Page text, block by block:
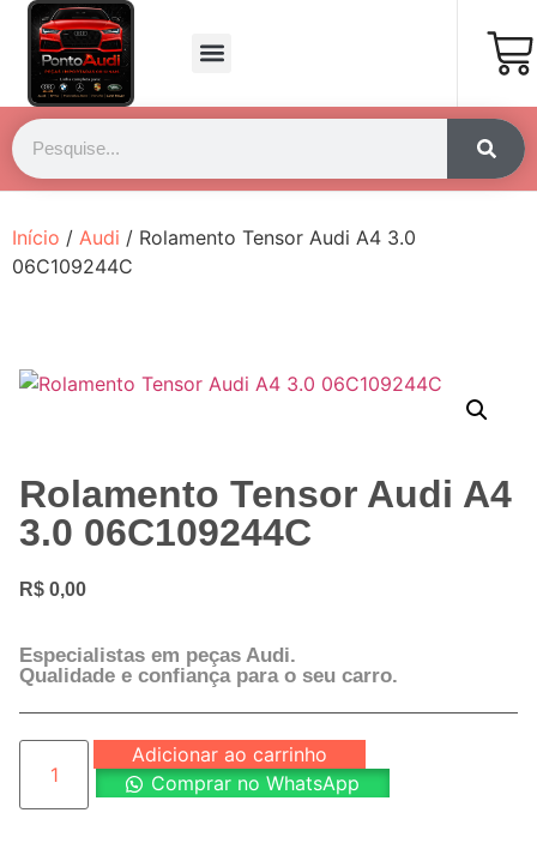
Início / Audi / Rolamento Tensor Audi A4 3.0
06C109244C
Rolamento Tensor Audi A4
3.0 06C109244C
R$ 0,00
Especialistas em peças Audi.
Qualidade e confiança para o seu carro.
Adicionar ao carrinho
Comprar no WhatsApp